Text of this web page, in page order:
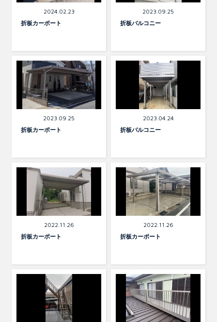
2024.02.23
折板カーポート
2023.09.25
折板バルコニー
2023.09.25
折板カーポート
Exterior
2023.04.24
折板バルコニー
Exterior
2022.11.26
折板カーポート
Exterior
2022.11.26
折板カーポート
Exterior
Exterior
Exterior